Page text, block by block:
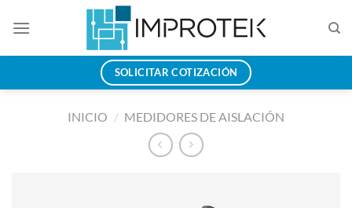
SOLICITAR COTIZACIÓN
INICIO / MEDIDORES DE AISLACIÓN